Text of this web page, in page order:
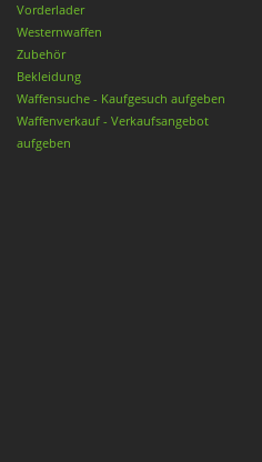
Vorderlader
Westernwaffen
Zubehör
Bekleidung
Waffensuche - Kaufgesuch aufgeben
Waffenverkauf - Verkaufsangebot
aufgeben